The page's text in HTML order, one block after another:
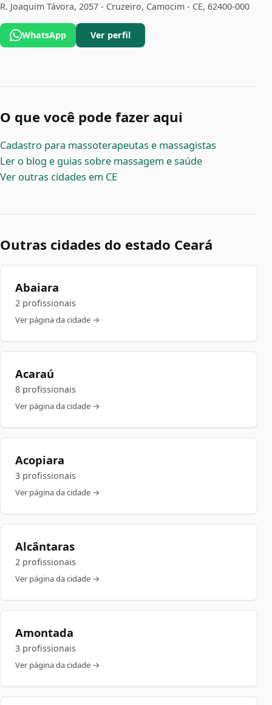
R. Joaquim Távora, 2057 - Cruzeiro, Camocim - CE, 62400-000
WhatsApp Ver perfil
O que você pode fazer aqui
Cadastro para massoterapeutas e massagistas
Ler o blog e guias sobre massagem e saúde
Ver outras cidades em CE
Outras cidades do estado Ceará
Abaiara
2 profissionais
Ver página da cidade →
Acaraú
8 profissionais
Ver página da cidade →
Acopiara
3 profissionais
Ver página da cidade →
Alcântaras
2 profissionais
Ver página da cidade →
Amontada
3 profissionais
Ver página da cidade →